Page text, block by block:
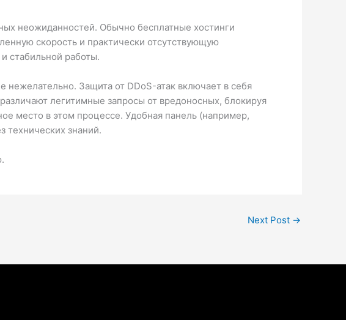
неожиданностей. Обычно бесплатные хостинги
скорость и практически отсутствующую
стабильной работы.
Защита от DDoS-атак включает в себя
легитимные запросы от вредоносных, блокируя
место в этом процессе. Удобная панель (например,
технических знаний.
Next Post →